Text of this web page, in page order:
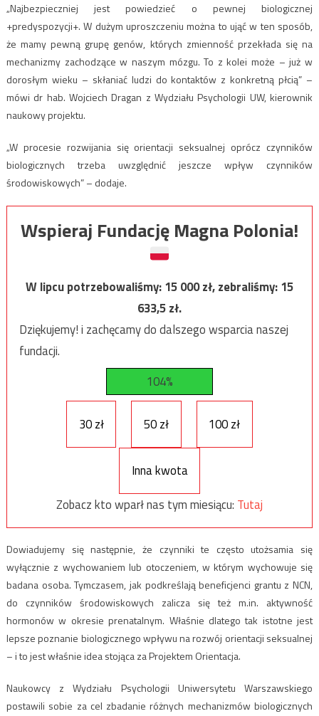
„Najbezpieczniej jest powiedzieć o pewnej biologicznej
+predyspozycji+. W dużym uproszczeniu można to ująć w ten sposób,
że mamy pewną grupę genów, których zmienność przekłada się na
mechanizmy zachodzące w naszym mózgu. To z kolei może – już w
dorosłym wieku – skłaniać ludzi do kontaktów z konkretną płcią” –
mówi dr hab. Wojciech Dragan z Wydziału Psychologii UW, kierownik
naukowy projektu.
„W procesie rozwijania się orientacji seksualnej oprócz czynników
biologicznych trzeba uwzględnić jeszcze wpływ czynników
środowiskowych” – dodaje.
Wspieraj Fundację Magna Polonia!
W lipcu potrzebowaliśmy:15 000zł, zebraliśmy:15
633,5zł.
Dziękujemy! i zachęcamy do dalszego wsparcia naszej
fundacji.
104%
30 zł 50 zł 100 zł
Inna kwota
Zobacz kto wparł nas tym miesiącu: Tutaj
Dowiadujemy się następnie, że czynniki te często utożsamia się
wyłącznie z wychowaniem lub otoczeniem, w którym wychowuje się
badana osoba. Tymczasem, jak podkreślają beneficjenci grantu z NCN,
do czynników środowiskowych zalicza się też m.in. aktywność
hormonów w okresie prenatalnym. Właśnie dlatego tak istotne jest
lepsze poznanie biologicznego wpływu na rozwój orientacji seksualnej
– i to jest właśnie idea stojąca za Projektem Orientacja.
Naukowcy z Wydziału Psychologii Uniwersytetu Warszawskiego
postawili sobie za cel zbadanie różnych mechanizmów biologicznych